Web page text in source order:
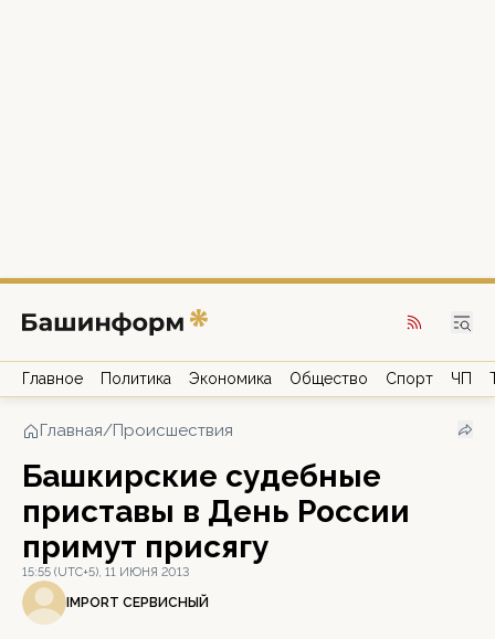
Главное Политика Экономика Общество Спорт ЧП
Главная/Происшествия
Башкирские судебные
приставы в День России
примут присягу
15:55 (UTC+5), 11 ИЮНЯ 2013
IMPORT СЕРВИСНЫЙ